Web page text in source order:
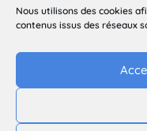
Nous utilisons des cookies
contenus issus des réseaux
Le site
Mentions légales
Politique de
Suivez-nous